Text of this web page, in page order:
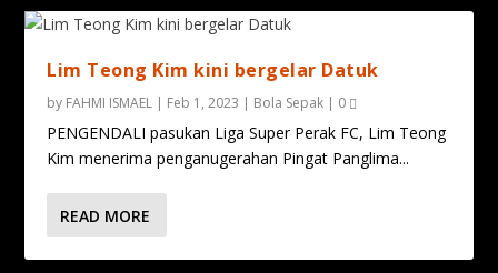
Lim Teong Kim kini bergelar Datuk
by FAHMI ISMAEL | Feb 1, 2023 | Bola Sepak | 0
PENGENDALI pasukan Liga Super Perak FC, Lim Teong
Kim menerima penganugerahan Pingat Panglima...
READ MORE